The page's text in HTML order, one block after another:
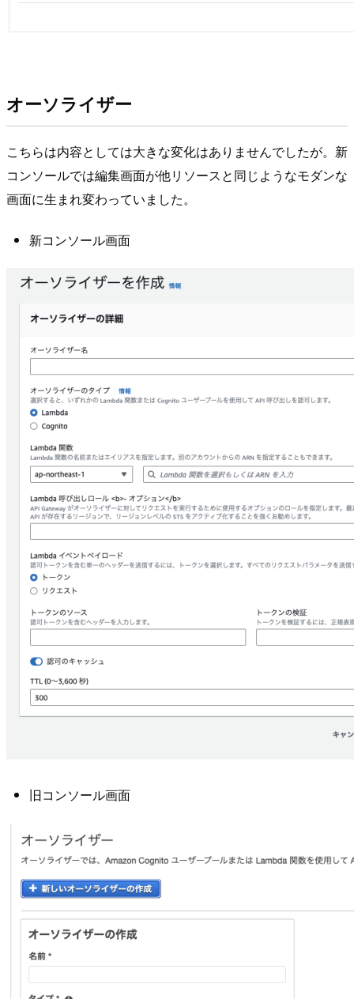
オーソライザー
こちらは内容としては大きな変化はありませんでしたが。新
コンソールでは編集画面が他リソースと同じようなモダンな
画面に生まれ変わっていました。
新コンソール画面
旧コンソール画面